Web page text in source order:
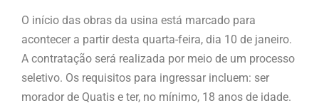
O início das obras da usina está marcado para
acontecer a partir desta quarta-feira, dia 10 de janeiro.
A contratação será realizada por meio de um processo
seletivo. Os requisitos para ingressar incluem: ser
morador de Quatis e ter, no mínimo, 18 anos de idade.